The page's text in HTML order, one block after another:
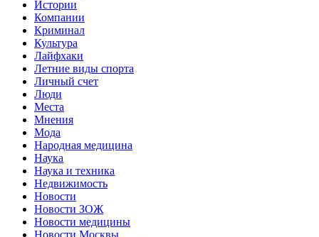
Истории
Компании
Криминал
Культура
Лайфхаки
Летние виды спорта
Личный счет
Люди
Места
Мнения
Мода
Народная медицина
Наука
Наука и техника
Недвижимость
Новости
Новости ЗОЖ
Новости медицины
Новости Москвы